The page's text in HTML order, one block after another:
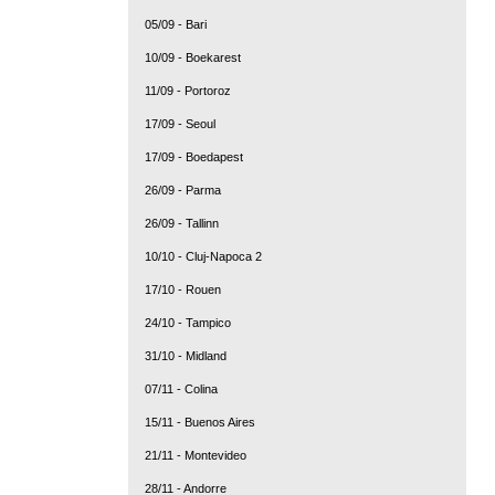
05/09 - Bari
10/09 - Boekarest
11/09 - Portoroz
17/09 - Seoul
17/09 - Boedapest
26/09 - Parma
26/09 - Tallinn
10/10 - Cluj-Napoca 2
17/10 - Rouen
24/10 - Tampico
31/10 - Midland
07/11 - Colina
15/11 - Buenos Aires
21/11 - Montevideo
28/11 - Andorre